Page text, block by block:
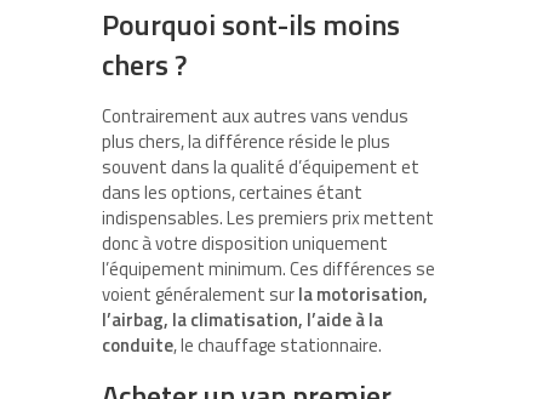
Pourquoi sont-ils moins
chers ?
Contrairement aux autres vans vendus
plus chers, la différence réside le plus
souvent dans la qualité d’équipement et
dans les options, certaines étant
indispensables. Les premiers prix mettent
donc à votre disposition uniquement
l’équipement minimum. Ces différences se
voient généralement surla motorisation,
l’airbag, la climatisation, l’aide à la
conduite, le chauffage stationnaire.